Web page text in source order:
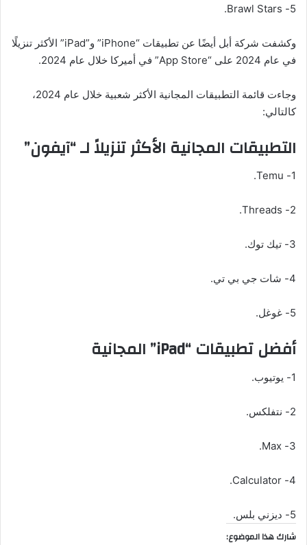
5- Brawl Stars.
وكشفت شركة أبل أيضًا عن تطبيقات “iPhone” و”iPad” الأكثر تنزيلًا
في عام 2024 على “App Store” في أميركا خلال عام 2024.
وجاءت قائمة التطبيقات المجانية الأكثر شعبية خلال عام 2024،
كالتالي:
التطبيقات المجانية الأكثر تنزيلاً لـ “آيفون”
1- Temu.
2- Threads.
3- تيك توك.
4- شات جي بي تي.
5- غوغل.
أفضل تطبيقات “iPad” المجانية
1- يوتيوب.
2- نتفلكس.
3- Max.
4- Calculator.
5- ديزني بلس.
شارك هذا الموضوع: